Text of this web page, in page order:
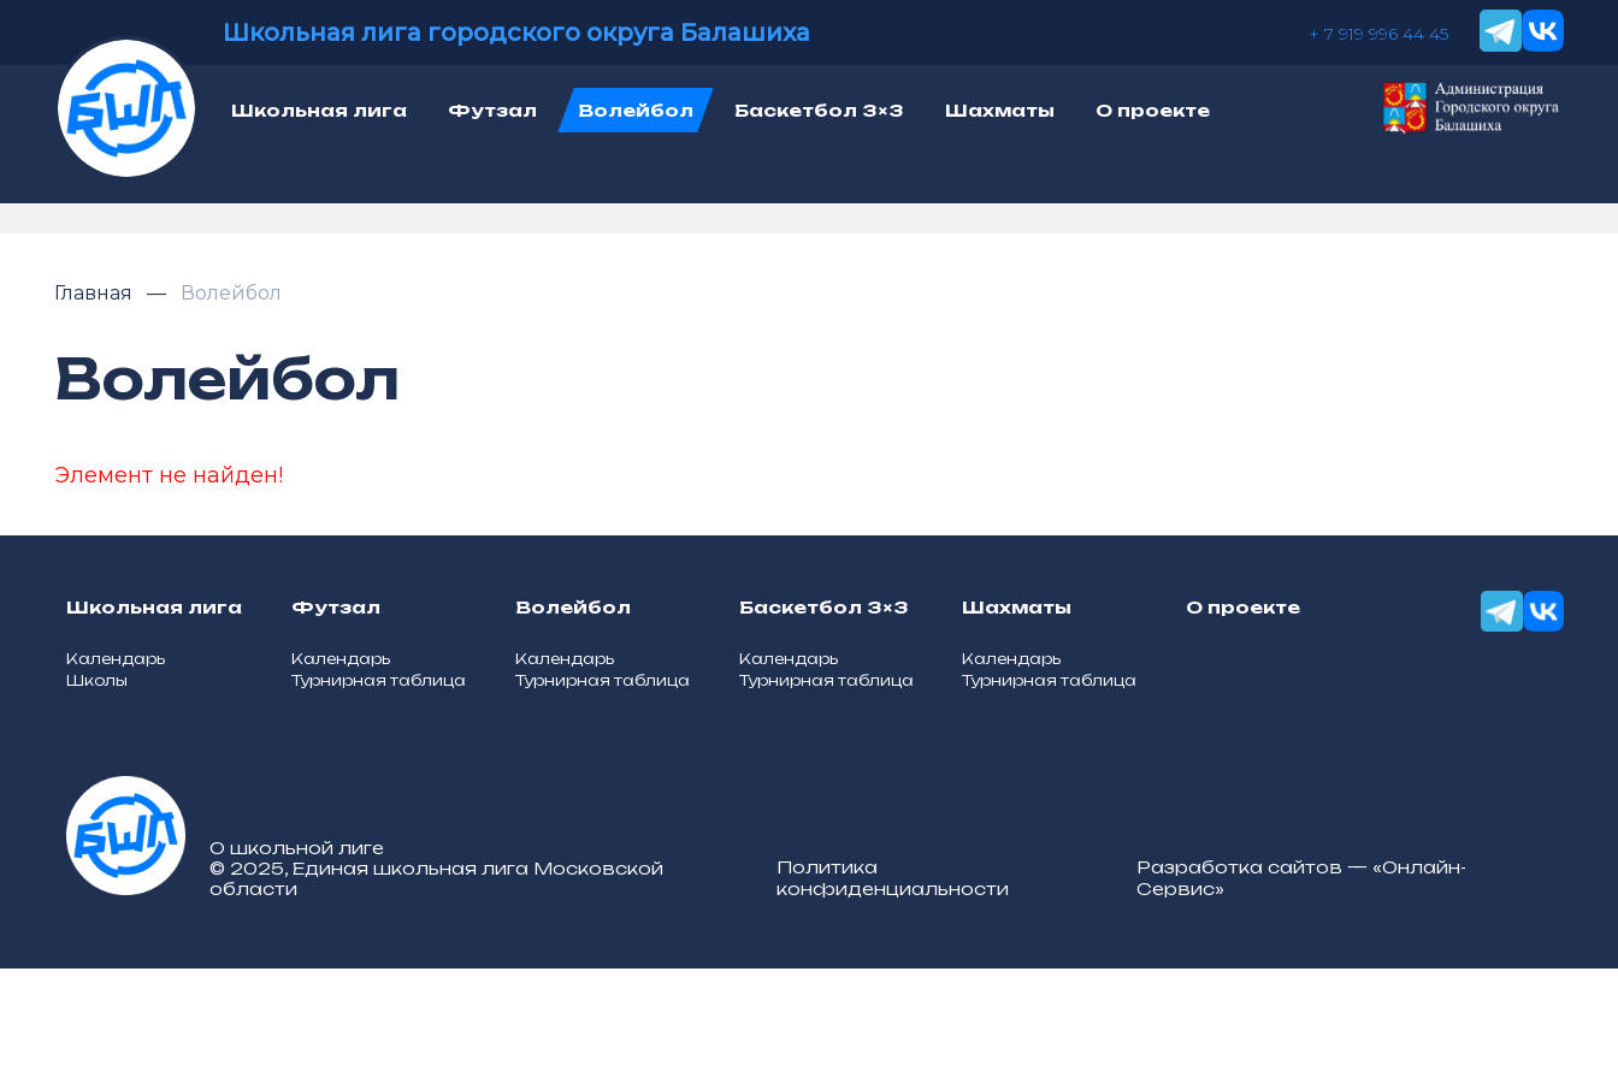
Школьная лига городского округа Балашиха + 7 919 996 44 45
Школьная лига Футзал Волейбол Баскетбол 3×3 Шахматы О проекте
Главная Волейбол
Волейбол
Элемент не найден!
Школьная лига
Календарь
Школы
Футзал
Календарь
Турнирная таблица
Волейбол
Календарь
Турнирная таблица
Баскетбол 3×3
Календарь
Турнирная таблица
Шахматы
Календарь
Турнирная таблица
О проекте
О школьной лиге
© 2025, Единая школьная лига Московской
области
Политика
конфиденциальности
Разработка сайтов — «Онлайн-
Сервис»